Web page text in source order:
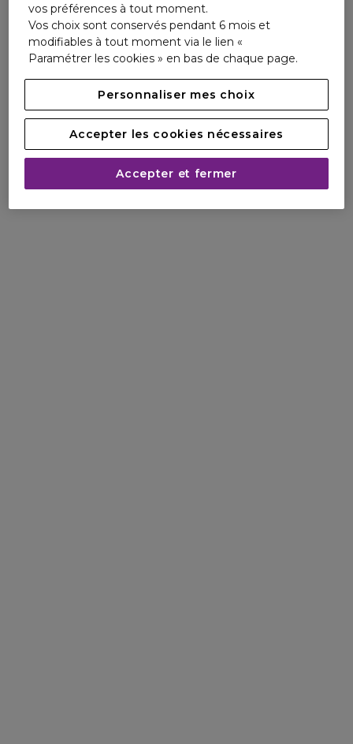
vos préférences à tout moment.
Vos choix sont conservés pendant 6 mois et
modifiables à tout moment via le lien «
Paramétrer les cookies » en bas de chaque page.
Personnaliser mes choix
Accepter les cookies nécessaires
Accepter et fermer